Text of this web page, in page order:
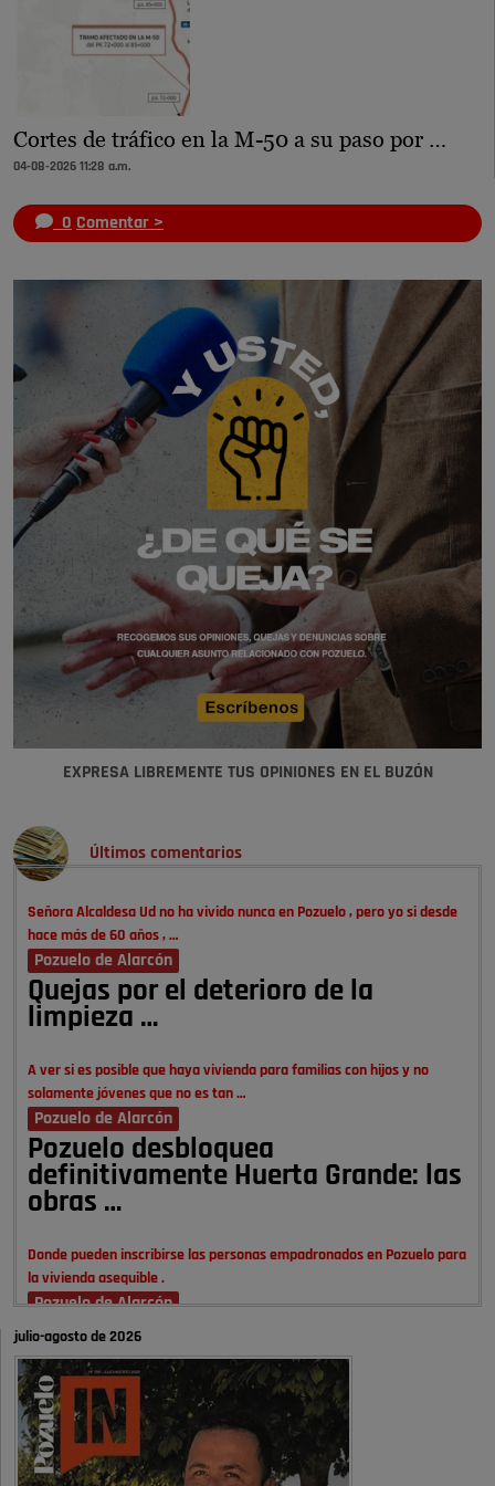
Cortes de tráfico en la M-50 a su paso por …
04-08-2026 11:28 a.m.
0 Comentar >
EXPRESA LIBREMENTE TUS OPINIONES EN EL BUZÓN
Últimos comentarios
Señora Alcaldesa Ud no ha vivido nunca en Pozuelo , pero yo si desde
hace más de 60 años , …
Pozuelo de Alarcón
Quejas por el deterioro de la
limpieza …
A ver si es posible que haya vivienda para familias con hijos y no
solamente jóvenes que no es tan …
Pozuelo de Alarcón
Pozuelo desbloquea
definitivamente Huerta Grande: las
obras …
Donde pueden inscribirse las personas empadronados en Pozuelo para
la vivienda asequible .
Pozuelo de Alarcón
Pozuelo desbloquea
definitivamente Huerta Grande: las
obras …
También pienso que si no fuéramos tan sucios no haría falta denunciar
nada
julio-agosto de 2026